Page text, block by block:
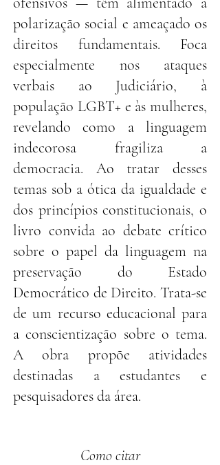
polarização social e ameaçado os
direitos fundamentais. Foca
especialmente nos ataques
verbais ao Judiciário, à
população LGBT+ e às mulheres,
revelando como a linguagem
indecorosa fragiliza a
democracia. Ao tratar desses
temas sob a ótica da igualdade e
dos princípios constitucionais, o
livro convida ao debate crítico
sobre o papel da linguagem na
preservação do Estado
Democrático de Direito. Trata-se
de um recurso educacional para
a conscientização sobre o tema.
A obra propõe atividades
destinadas a estudantes e
pesquisadores da área.
Como citar